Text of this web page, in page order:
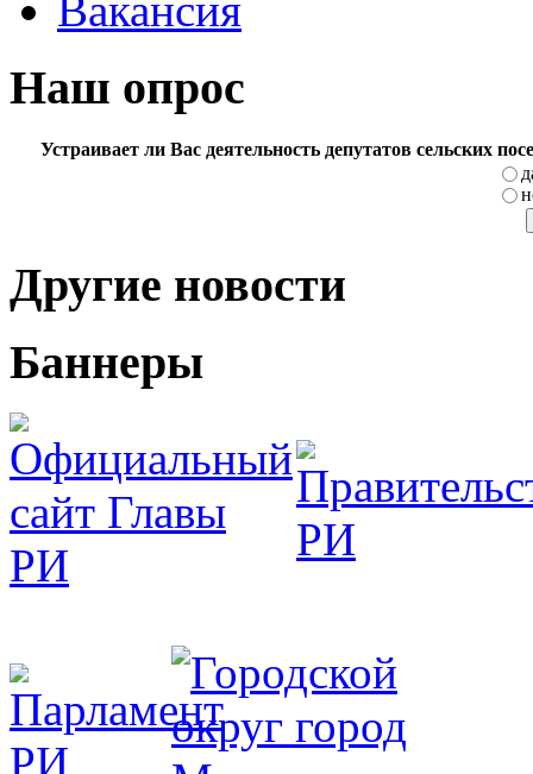
Вакансия
Наш опрос
Устраивает ли Вас деятельность депутатов сельских
Другие новости
Баннеры